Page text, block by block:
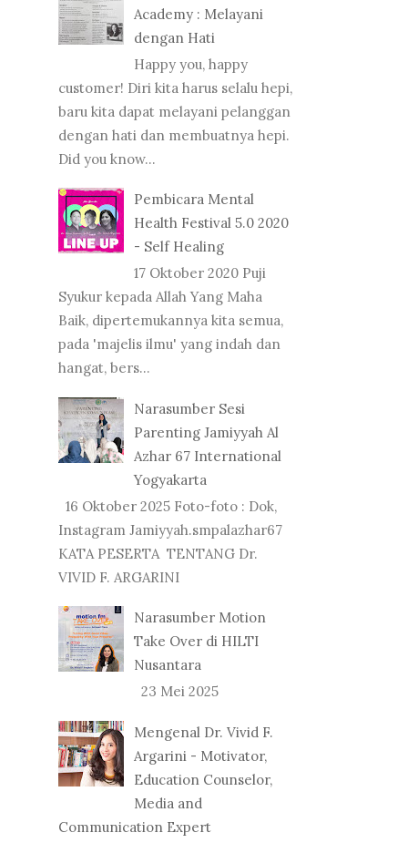
Academy : Melayani
dengan Hati
Happy you, happy
customer! Diri kita harus selalu hepi,
baru kita dapat melayani pelanggan
dengan hati dan membuatnya hepi.
Did you know...
Pembicara Mental
Health Festival 5.0 2020
- Self Healing
17 Oktober 2020 Puji
Syukur kepada Allah Yang Maha
Baik, dipertemukannya kita semua,
pada 'majelis ilmu' yang indah dan
hangat, bers...
Narasumber Sesi
Parenting Jamiyyah Al
Azhar 67 International
Yogyakarta
16 Oktober 2025 Foto-foto : Dok,
Instagram Jamiyyah.smpalazhar67
KATA PESERTA TENTANG Dr.
VIVID F. ARGARINI
Narasumber Motion
Take Over di HILTI
Nusantara
23 Mei 2025
Mengenal Dr. Vivid F.
Argarini - Motivator,
Education Counselor,
Media and
Communication Expert